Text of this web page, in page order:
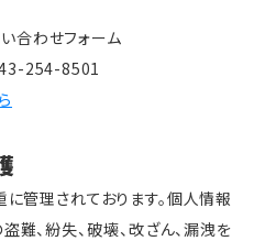
合わせフォーム
254-8501
管理されております。個人情報
、紛失、破壊、改ざん、漏洩を